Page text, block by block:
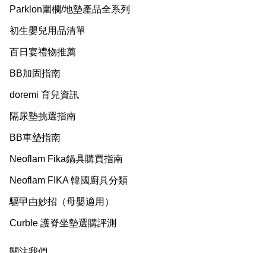
Parklon圍欄/地墊產品全系列
初生嬰兒用品清單
百日宴禮物推薦
BB加固指南
doremi 育兒資訊
隔尿墊挑選指南
BB車墊指南
Neoflam Fika鍋具購買指南
Neoflam FIKA 韓國廚具分類
驅曱甴妙招（母嬰適用）
Curble 護脊坐墊選購評測